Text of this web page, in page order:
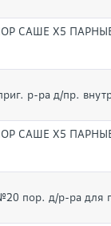
САШЕ Х5
р-ра д/пр.
САШЕ Х5
пор. д/р-ра для